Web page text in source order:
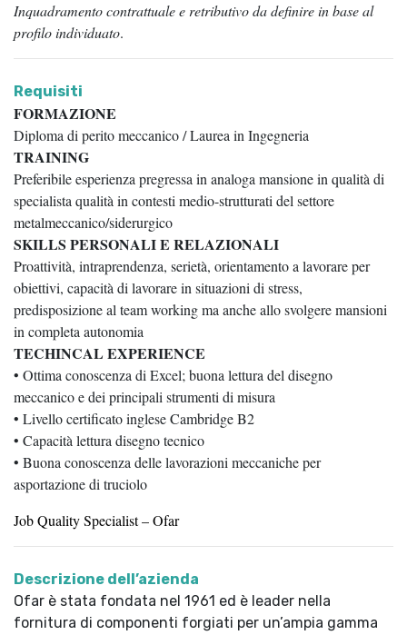
Inquadramento contrattuale e retributivo da definire in base al
profilo individuato.
Requisiti
FORMAZIONE
Diploma di perito meccanico / Laurea in Ingegneria
TRAINING
Preferibile esperienza pregressa in analoga mansione in qualità di
specialista qualità in contesti medio-strutturati del settore
metalmeccanico/siderurgico
SKILLS PERSONALI E RELAZIONALI
Proattività, intraprendenza, serietà, orientamento a lavorare per
obiettivi, capacità di lavorare in situazioni di stress,
predisposizione al team working ma anche allo svolgere mansioni
in completa autonomia
TECHINCAL EXPERIENCE
• Ottima conoscenza di Excel; buona lettura del disegno
meccanico e dei principali strumenti di misura
• Livello certificato inglese Cambridge B2
• Capacità lettura disegno tecnico
• Buona conoscenza delle lavorazioni meccaniche per
asportazione di truciolo
Job Quality Specialist – Ofar
Descrizione dell’azienda
Ofar è stata fondata nel 1961 ed è leader nella
fornitura di componenti forgiati per un’ampia gamma